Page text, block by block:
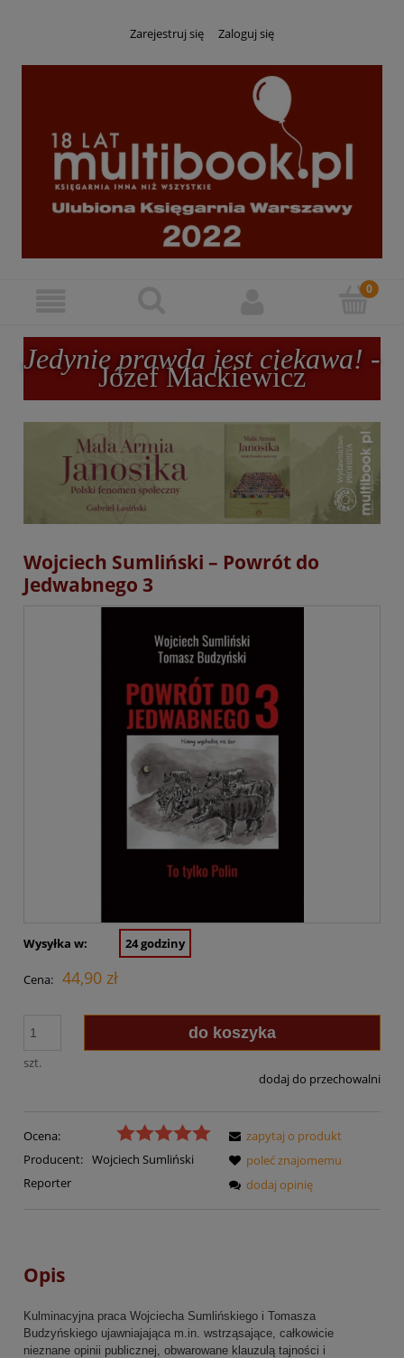
Zarejestruj się Zaloguj się
Jedynie prawda jest ciekawa! -
Józef Mackiewicz
Wojciech Sumliński – Powrót do
Jedwabnego 3
Wysyłka w: 24 godziny
Cena: 44,90 zł
szt.
do koszyka
dodaj do przechowalni
Ocena:
Producent: Wojciech Sumliński
Reporter
zapytaj o produkt
poleć znajomemu
dodaj opinię
Opis
Kulminacyjna praca Wojciecha Sumlińskiego i Tomasza
Budzyńskiego ujawniajająca m.in. wstrząsające, całkowicie
nieznane opinii publicznej, obwarowane klauzulą tajności i